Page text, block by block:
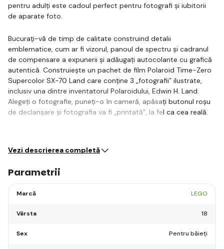
pentru adulți este cadoul perfect pentru fotografi și iubitorii
de aparate foto.
Bucurați-vă de timp de calitate construind detalii
emblematice, cum ar fi vizorul, panoul de spectru și cadranul
de compensare a expunerii și adăugați autocolante cu grafică
autentică. Construiește un pachet de film Polaroid Time-Zero
Supercolor SX-70 Land care conține 3 „fotografii” ilustrate,
inclusiv una dintre inventatorul Polaroidului, Edwin H. Land.
Alegeți o fotografie, puneți-o în cameră, apăsați butonul roșu
de declanșare și fotografia va fi „printată”, la fel ca cea reală.
Vezi descrierea completă
Parametrii
Marcă LEGO
Vârsta 18
Sex Pentru băieți